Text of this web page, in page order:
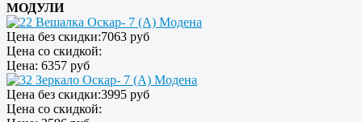
МОДУЛИ
Вешалка Оскар- 7 (А) Модена
Цена без скидки:7063 руб
Цена со скидкой:
Цена: 6357 руб
Зеркало Оскар- 7 (А) Модена
Цена без скидки:3995 руб
Цена со скидкой: